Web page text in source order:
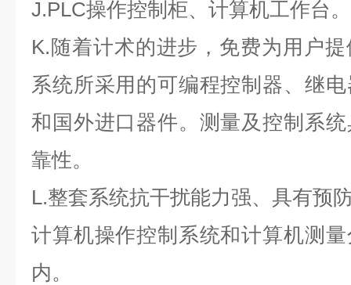
J.PLC操作控制柜、计算机工作台。
K.随着计术的进步，免费为用户
系统所采用的可编程控制器、继
和国外进口器件。测量及控制系
靠性。
L.整套系统抗干扰能力强、具有预
计算机操作控制系统和计算机测
内。